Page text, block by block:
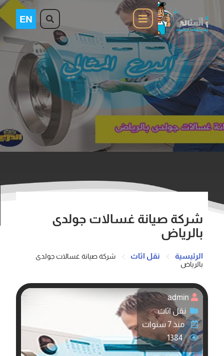
شركة صيانة غسالات جولدى
بالرياض
الرئيسية نقل اثاث
شركة صيانة غسالات جولدى
بالرياض
admin
نقل اثاث
منذ 7 سنوات
1384